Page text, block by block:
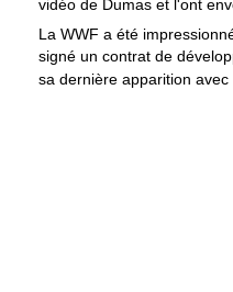
vidéo de Dumas et l'ont
La WWF a été
signé un contrat de
sa dernière apparition